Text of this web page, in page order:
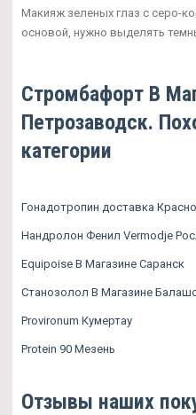
Макияж зеленых глаз с серо-
основой, нужно выделять
Стромбафорт В
Петрозаводск.
категории
Гонадотропин доставка
Нандролон Фенил Vermodje
Equipoise В Магазине Саранск
Станозолол В Магазине
Provironum Кумертау
Protein 90 Мезень
Отзывы наших